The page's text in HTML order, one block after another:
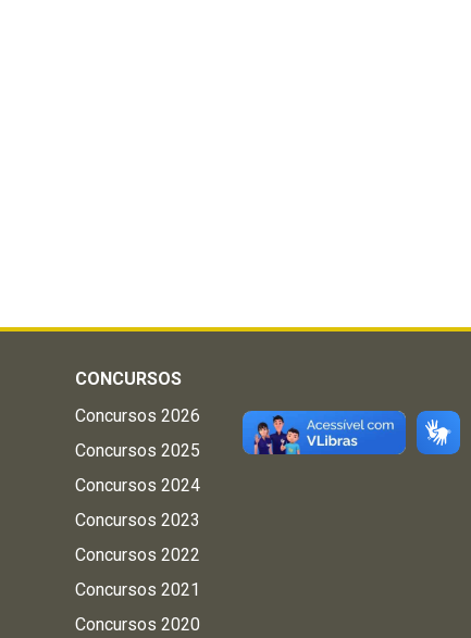
CONCURSOS
Concursos 2026
Concursos 2025
Concursos 2024
Concursos 2023
Concursos 2022
Concursos 2021
Concursos 2020